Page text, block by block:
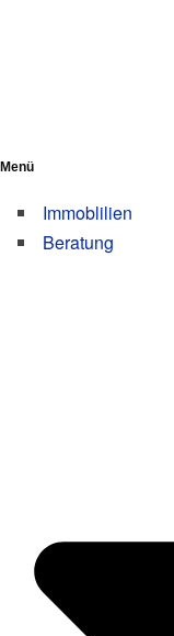
Menü
Immo­b­li­li­en
Bera­tung